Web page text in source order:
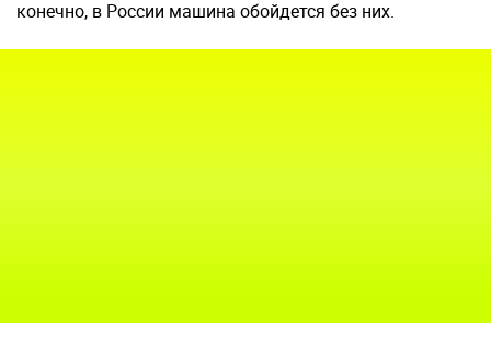
конечно, в России машина обойдется без них.